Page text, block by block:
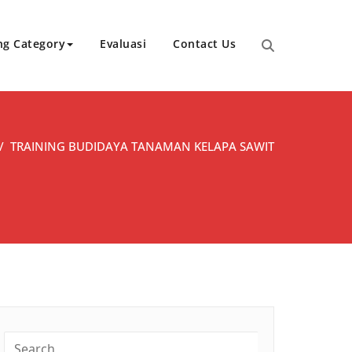
Category Evaluasi Contact Us
TRAINING BUDIDAYA TANAMAN KELAPA SAWIT